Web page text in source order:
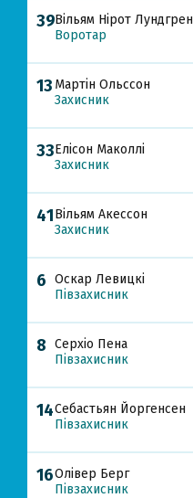
39Вільям Нірот Лундгрен
Воротар
13 Мартін Ольссон
Захисник
33Елісон Маколлі
Захисник
41Вільям Акессон
Захисник
6 Оскар Левицкі
Півзахисник
8 Серхіо Пена
Півзахисник
14Себастьян Йоргенсен
Півзахисник
16Олівер Берг
Півзахисник